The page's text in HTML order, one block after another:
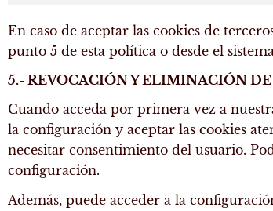
En caso de aceptar las cookies de
punto 5 de esta política o desde el
5.- REVOCACIÓN Y ELIMINACIÓN
Cuando acceda por primera vez a
la configuración y aceptar las cookies
necesitar consentimiento del usuario.
configuración.
Además, puede acceder a la